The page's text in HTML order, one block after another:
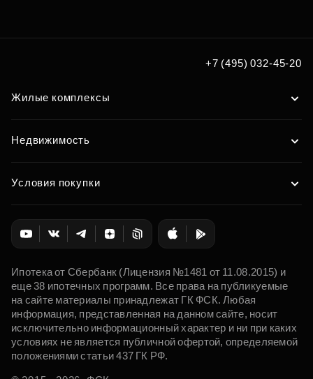
+7 (495) 032-45-20
Жилые комплексы
Недвижимость
Условия покупки
Ипотека от Сбербанк (Лицензия №1481 от 11.08.2015) и
еще 38 ипотечных программ. Все права на публикуемые
на сайте материалы принадлежат ГК ФСК. Любая
информация, представленная на данном сайте, носит
исключительно информационный характер и ни при каких
условиях не является публичной офертой, определяемой
положениями статьи 437 ГК РФ.